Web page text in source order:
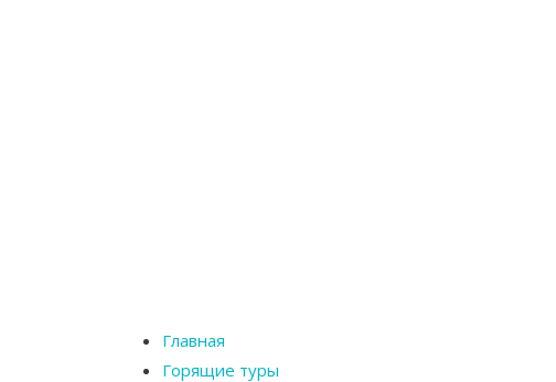
Главная
Горящие туры